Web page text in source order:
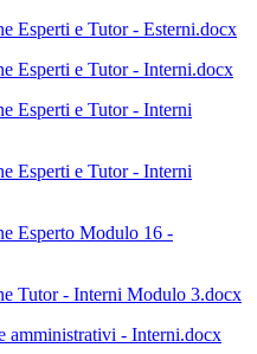
Esperti e Tutor - Esterni.docx
Esperti e Tutor - Interni.docx
Esperti e Tutor - Interni
Esperti e Tutor - Interni
Esperto Modulo 16 -
Tutor - Interni Modulo 3.docx
amministrativi - Interni.docx